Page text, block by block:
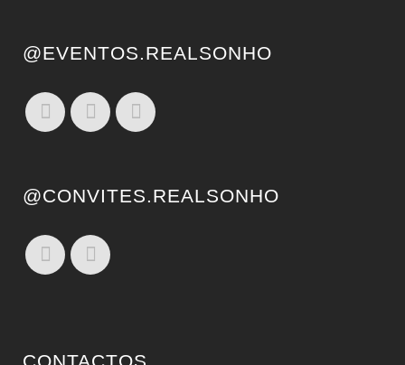
@EVENTOS.REALSONHO
@CONVITES.REALSONHO